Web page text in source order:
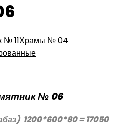
№ 11Храмы № 04
№ 06
1200*600*80 = 17050